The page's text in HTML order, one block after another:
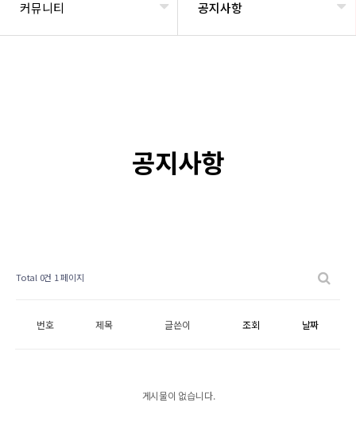
커뮤니티 공지사항
공지사항
Total 0건 1 페이지
번호 제목 글쓴이 조회 날짜
게시물이 없습니다.